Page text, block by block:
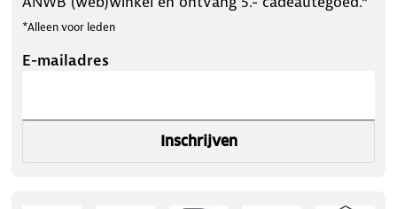
*Alleen voor leden
E-mailadres
Inschrijven